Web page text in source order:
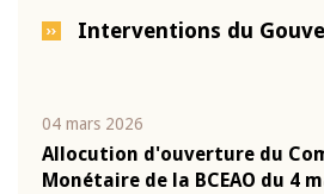
Interventions du
04 mars 2026
Allocution d'ouverture du
Monétaire de la BCEAO du 4